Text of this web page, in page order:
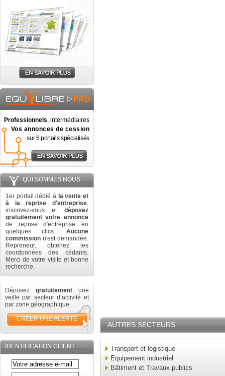
Professionnels, intermédiaires
Vos annonces de cession
sur 6 portails spécialisés
QUI SOMMES NOUS
1er portail dédié à la vente et
à la reprise d'entreprise,
inscrivez-vous et déposez
gratuitement votre annonce
de reprise d'entreprise en
quelques clics. Aucune
commission n'est demandée.
Repreneur, obtenez les
coordonnées des cédants.
Merci de votre visite et bonne
recherche.
Déposez gratuitement une
veille par secteur d’activité et
par zone géographique.
CRÉER UNE ALERTE
IDENTIFICATION CLIENT
AUTRES SECTEURS :
Transport et logistique
Equipement industriel
Bâtiment et Travaux publics